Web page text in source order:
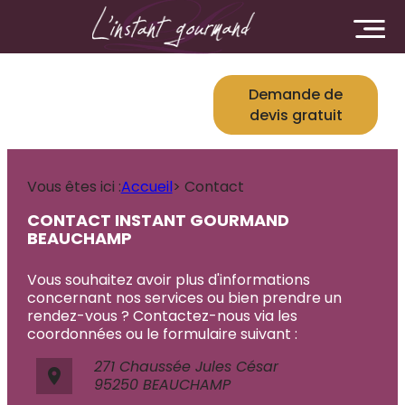
Demande de
devis gratuit
Vous êtes ici :Accueil> Contact
CONTACT INSTANT GOURMAND
BEAUCHAMP
Vous souhaitez avoir plus d'informations
concernant nos services ou bien prendre un
rendez-vous ? Contactez-nous via les
coordonnées ou le formulaire suivant :
place
271 Chaussée Jules César
95250 BEAUCHAMP
Panneau de gestion des cookies